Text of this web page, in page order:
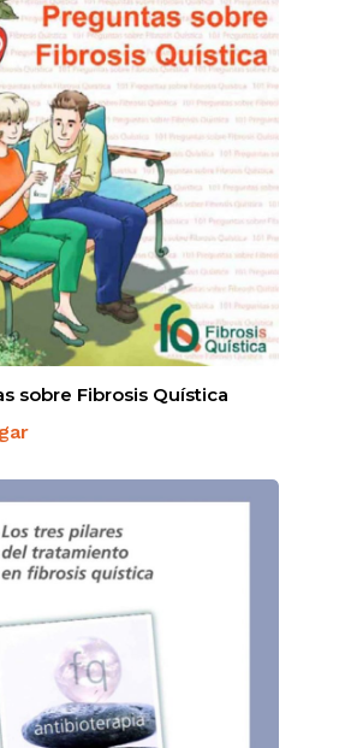
sobre Fibrosis Quística